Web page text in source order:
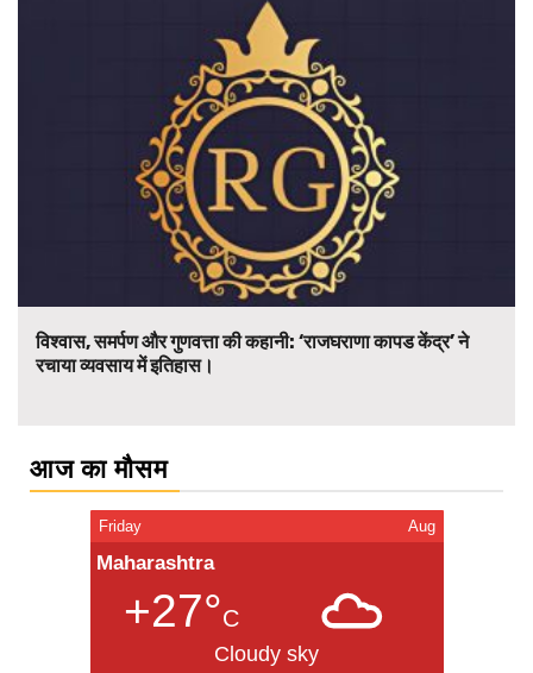
विश्वास, समर्पण और गुणवत्ता की कहानी: ‘राजघराणा कापड केंद्र’ ने
रचाया व्यवसाय में इतिहास।
आज का मौसम
Friday Aug
Maharashtra
+27°C
Cloudy sky